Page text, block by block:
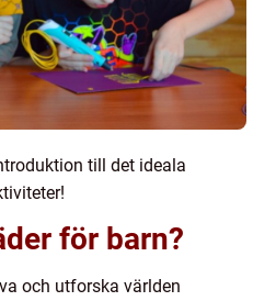
till det ideala
för barn?
och utforska världen